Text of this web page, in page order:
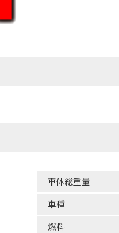
車体総重量
車種
燃料